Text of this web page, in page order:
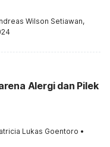
Wilson Setiawan,
Alergi dan Pilek
Lukas Goentoro •